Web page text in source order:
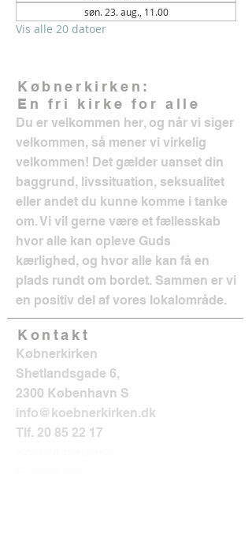
søn. 23. aug., 11.00
Vis alle 20 datoer
Købnerkirken:
En fri kirke for alle
Du er velkommen her, og når vi siger
velkommen, så mener vi virkelig
velkommen! Det gælder uanset din
baggrund, livssituation, seksualitet
eller andet du kunne komme i tanke
om. Vi vil gerne være et fællesskab
hvor alle kan opleve Guds
kærlighed, og hvor alle kan få en
plads rundt om bordet. Sammen er vi
en positiv del af vores lokalområde.
Kontakt
Købnerkirken
Shetlandsgade 6,
2300 København S
info@koebnerkirken.dk
Tlf. 20 85 22 17